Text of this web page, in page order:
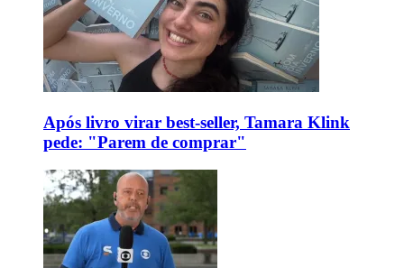
Após livro virar best-seller, Tamara Klink
pede: "Parem de comprar"